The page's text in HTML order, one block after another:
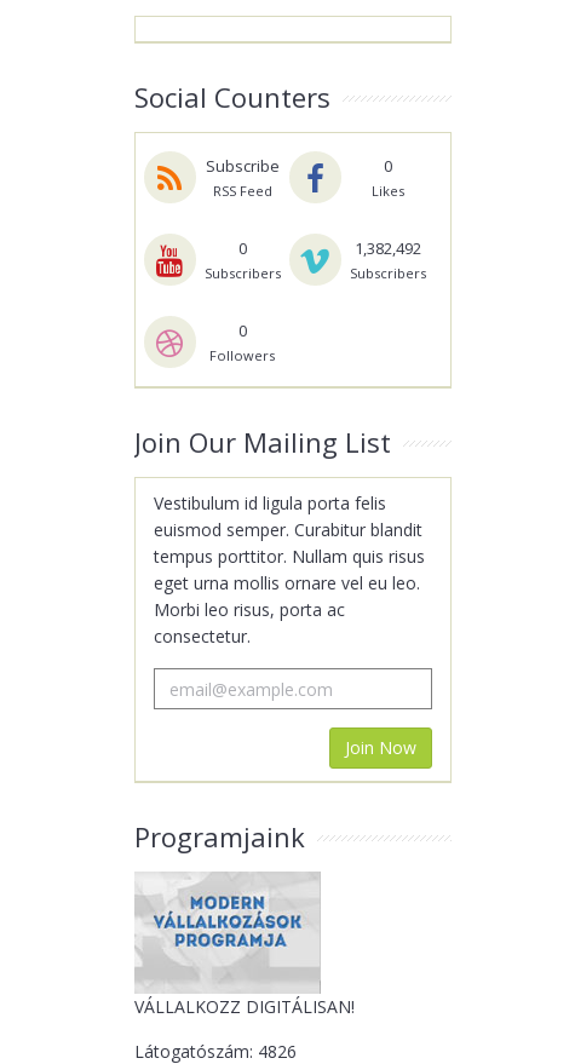
Social Counters
Subscribe
RSS Feed
0
Likes
0
Subscribers
1,382,492
Subscribers
0
Followers
Join Our Mailing List
Vestibulum id ligula porta felis
euismod semper. Curabitur blandit
tempus porttitor. Nullam quis risus
eget urna mollis ornare vel eu leo.
Morbi leo risus, porta ac
consectetur.
Programjaink
VÁLLALKOZZ DIGITÁLISAN!
Látogatószám: 4826